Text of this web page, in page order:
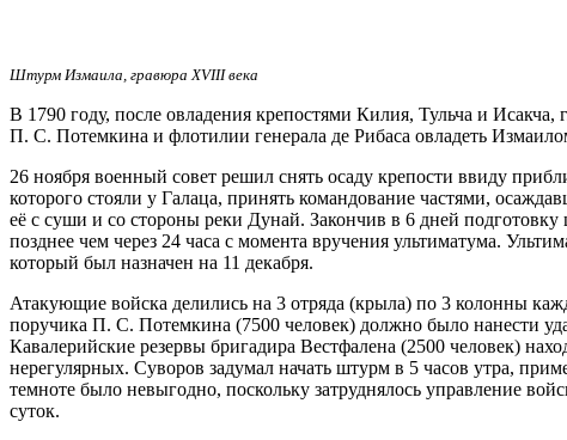
Штурм Измаила, гравюра XVIII века
В 1790 году, после овладения крепостями Килия, Тульча и
П. С. Потемкина и флотилии генерала де Рибаса овладеть
26 ноября военный совет решил снять осаду крепости ввиду
которого стояли у Галаца, принять командование частями,
её с суши и со стороны реки Дунай. Закончив в 6 дней
позднее чем через 24 часа с момента вручения ультиматума.
который был назначен на 11 декабря.
Атакующие войска делились на 3 отряда (крыла) по 3 колонны
поручика П. С. Потемкина (7500 человек) должно было нанести
Кавалерийские резервы бригадира Вестфалена (2500 человек)
нерегулярных. Суворов задумал начать штурм в 5 часов утра,
темноте было невыгодно, поскольку затруднялось управление
суток.